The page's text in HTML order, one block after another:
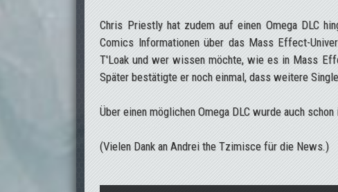
Chris Priestly hat zudem auf einen Omega DLC
Comics Informationen über das Mass Effect-
T'Loak und wer wissen möchte, wie es in Mass
Später bestätigte er noch einmal, dass weitere
Über einen möglichen Omega DLC wurde auch
(Vielen Dank an Andrei the Tzimisce für die News.)